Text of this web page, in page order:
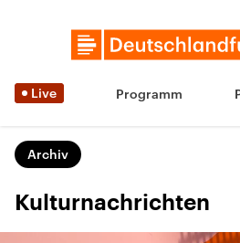
Live Programm
Archiv
Kulturnachrichten